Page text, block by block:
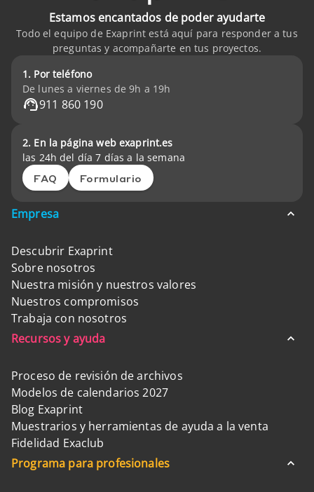
Estamos encantados de poder ayudarte
Todo el equipo de Exaprint está aquí para responder a tus
preguntas y acompañarte en tus proyectos.
1. Por teléfono
De lunes a viernes de 9h a 19h
911 860 190
2. En la página web exaprint.es
las 24h del día 7 días a la semana
FAQ Formulario
Empresa
Descubrir Exaprint
Sobre nosotros
Nuestra misión y nuestros valores
Nuestros compromisos
Trabaja con nosotros
Recursos y ayuda
Proceso de revisión de archivos
Modelos de calendarios 2027
Blog Exaprint
Muestrarios y herramientas de ayuda a la venta
Fidelidad Exaclub
Programa para profesionales